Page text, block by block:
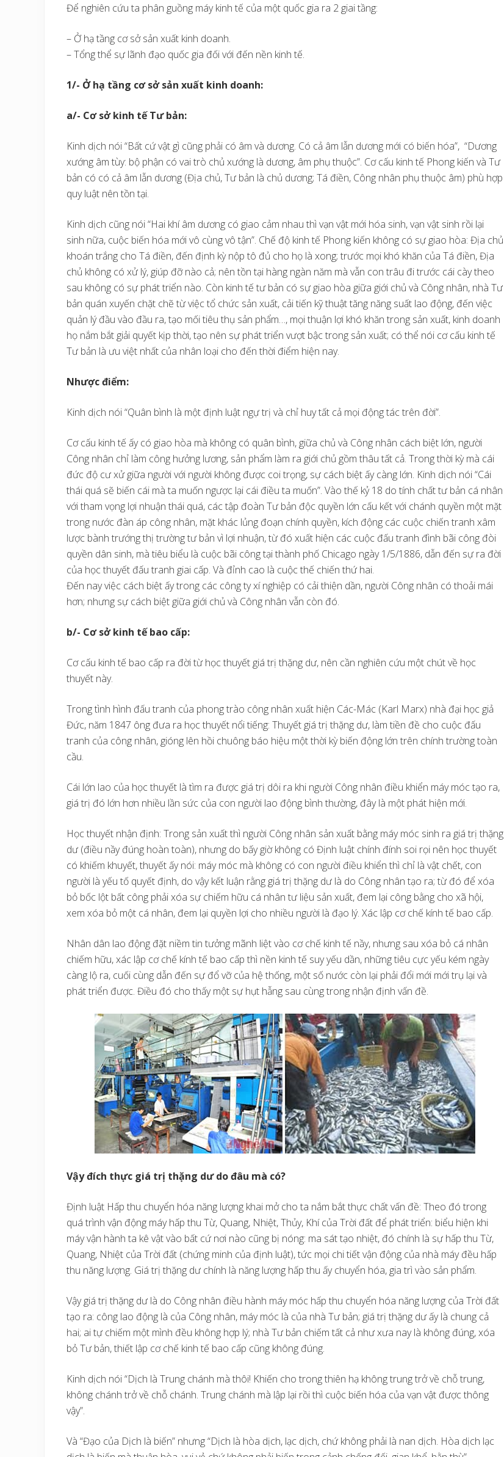
Để nghiên cứu ta phân guồng máy kinh tế của một quốc gia ra 2 giai tầng:
– Ở hạ tầng cơ sở sản xuất kinh doanh.
– Tổng thể sự lãnh đạo quốc gia đối với đến nền kinh tế.
1/- Ở hạ tầng cơ sở sản xuất kinh doanh:
a/- Cơ sở kinh tế Tư bản:
Kinh dịch nói “Bất cứ vật gì cũng phải có âm và dương. Có cả âm lẫn dương mới có biến hóa”, “Dương
xướng âm tùy: bộ phận có vai trò chủ xướng là dương, âm phụ thuộc”. Cơ cấu kinh tế Phong kiến và Tư
bản có có cả âm lẫn dương (Địa chủ, Tư bản là chủ dương; Tá điền, Công nhân phụ thuộc âm) phù hợp
quy luật nên tồn tại.
Kinh dịch cũng nói “Hai khí âm dương có giao cảm nhau thì vạn vật mới hóa sinh, vạn vật sinh rồi lại
sinh nữa, cuộc biến hóa mới vô cùng vô tận”. Chế độ kinh tế Phong kiến không có sự giao hòa: Địa chủ
khoán trắng cho Tá điền, đến định kỳ nộp tô đủ cho họ là xong; trước mọi khó khăn của Tá điền, Địa
chủ không có xử lý, giúp đỡ nào cả; nên tồn tại hàng ngàn năm mà vẫn con trâu đi trước cái cày theo
sau không có sự phát triển nào. Còn kinh tế tư bản có sự giao hòa giữa giới chủ và Công nhân, nhà Tư
bản quán xuyến chặt chẽ từ việc tổ chức sản xuất, cải tiến kỹ thuật tăng năng suất lao động, đến việc
quản lý đầu vào đầu ra, tạo mối tiêu thụ sản phẩm…, mọi thuận lợi khó khăn trong sản xuất, kinh doanh
họ nắm bắt giải quyết kịp thời, tạo nên sự phát triển vượt bậc trong sản xuất; có thể nói cơ cấu kinh tế
Tư bản là ưu việt nhất của nhân loại cho đến thời điểm hiện nay.
Nhược điểm:
Kinh dịch nói “Quân bình là một định luật ngự trị và chỉ huy tất cả mọi động tác trên đời”.
Cơ cấu kinh tế ấy có giao hòa mà không có quân bình, giữa chủ và Công nhân cách biệt lớn, người
Công nhân chỉ làm công hưởng lương, sản phẩm làm ra giới chủ gồm thâu tất cả. Trong thời kỳ mà cái
đức độ cư xử giữa người với người không được coi trọng, sự cách biệt ấy càng lớn. Kinh dịch nói “Cái
thái quá sẽ biến cái mà ta muốn ngược lại cái điều ta muốn”. Vào thế kỷ 18 do tính chất tư bản cá nhân
với tham vọng lợi nhuận thái quá, các tập đoàn Tư bản độc quyền lớn cấu kết với chánh quyền một mặt
trong nước đàn áp công nhân, mặt khác lủng đoạn chính quyền, kích động các cuộc chiến tranh xâm
lược bành trướng thị trường tư bản vì lợi nhuận, từ đó xuất hiện các cuộc đấu tranh đình bãi công đòi
quyền dân sinh, mà tiêu biểu là cuộc bãi công tại thành phố Chicago ngày 1/5/1886, dẫn đến sự ra đời
của học thuyết đấu tranh giai cấp. Và đỉnh cao là cuộc thế chiến thứ hai.
Đến nay việc cách biệt ấy trong các công ty xí nghiệp có cải thiện dần, người Công nhân có thoải mái
hơn; nhưng sự cách biệt giữa giới chủ và Công nhân vẫn còn đó.
b/- Cơ sở kinh tế bao cấp:
Cơ cấu kinh tế bao cấp ra đời từ học thuyết giá trị thặng dư, nên cần nghiên cứu một chút về học
thuyết này.
Trong tình hình đấu tranh của phong trào công nhân xuất hiện Các-Mác (Karl Marx) nhà đại học giả
Đức, năm 1847 ông đưa ra học thuyết nổi tiếng: Thuyết giá trị thặng dư, làm tiền đề cho cuộc đấu
tranh của công nhân, gióng lên hồi chuông báo hiệu một thời kỳ biến động lớn trên chính trường toàn
cầu.
Cái lớn lao của học thuyết là tìm ra được giá trị dôi ra khi người Công nhân điều khiển máy móc tạo ra,
giá trị đó lớn hơn nhiều lần sức của con người lao động bình thường, đây là một phát hiện mới.
Học thuyết nhận định: Trong sản xuất thì người Công nhân sản xuất bằng máy móc sinh ra giá trị thặng
dư (điều nầy đúng hoàn toàn), nhưng do bấy giờ không có Định luật chính đính soi rọi nên học thuyết
có khiếm khuyết, thuyết ấy nói: máy móc mà không có con người điều khiển thì chỉ là vật chết, con
người là yếu tố quyết định, do vậy kết luận rằng giá trị thặng dư là do Công nhân tạo ra; từ đó để xóa
bỏ bốc lột bất công phải xóa sự chiếm hữu cá nhân tư liệu sản xuất, đem lại công bằng cho xã hội,
xem xóa bỏ một cá nhân, đem lại quyền lợi cho nhiều người là đạo lý. Xác lập cơ chế kính tế bao cấp.
Nhân dân lao động đặt niềm tin tưởng mãnh liệt vào cơ chế kinh tế nầy, nhưng sau xóa bỏ cá nhân
chiếm hữu, xác lập cơ chế kính tế bao cấp thì nền kinh tế suy yếu dần, những tiêu cực yếu kém ngày
càng lộ ra, cuối cùng dẫn đến sự đổ vỡ của hệ thống, một số nước còn lại phải đổi mới mới trụ lại và
phát triển được. Điều đó cho thấy một sự hụt hẫng sau cùng trong nhận định vấn đề.
Vậy đích thực giá trị thặng dư do đâu mà có?
Định luật Hấp thu chuyển hóa năng lượng khai mở cho ta nắm bắt thực chất vấn đề: Theo đó trong
quá trình vận động máy hấp thu Từ, Quang, Nhiệt, Thủy, Khí của Trời đất để phát triển: biểu hiện khi
máy vận hành ta kê vật vào bất cứ nơi nào cũng bị nóng: ma sát tạo nhiệt, đó chính là sự hấp thu Từ,
Quang, Nhiệt của Trời đất (chứng minh của định luật), tức mọi chi tiết vận động của nhà máy đều hấp
thu năng lượng. Giá trị thặng dư chính là năng lượng hấp thu ấy chuyển hóa, gia trì vào sản phẩm.
Vậy giá trị thặng dư là do Công nhân điều hành máy móc hấp thu chuyển hóa năng lượng của Trời đất
tạo ra: công lao động là của Công nhân, máy móc là của nhà Tư bản; giá trị thặng dư ấy là chung cả
hai; ai tự chiếm một mình đều không hợp lý; nhà Tư bản chiếm tất cả như xưa nay là không đúng, xóa
bỏ Tư bản, thiết lập cơ chế kinh tế bao cấp cũng không đúng.
Kinh dịch nói “Dịch là Trung chánh mà thôi! Khiến cho trong thiên hạ không trung trở về chỗ trung,
không chánh trở về chỗ chánh. Trung chánh mà lập lại rồi thì cuộc biến hóa của vạn vật được thông
vậy”.
Và “Đạo của Dịch là biến” nhưng “Dịch là hòa dịch, lạc dịch, chứ không phải là nan dịch. Hòa dịch lạc